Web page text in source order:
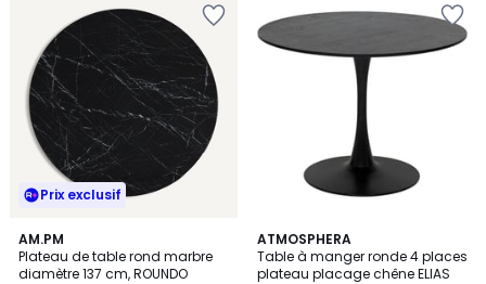
Prix exclusif
AM.PM
Plateau de table rond marbre
diamètre 137 cm, ROUNDO
ATMOSPHERA
Table à manger ronde 4 places
plateau placage chêne ELIAS
2
Couleurs